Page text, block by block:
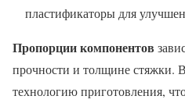
пластификаторы для
Пропорции компонентов
прочности и толщине стяжки.
технологию приготовления,